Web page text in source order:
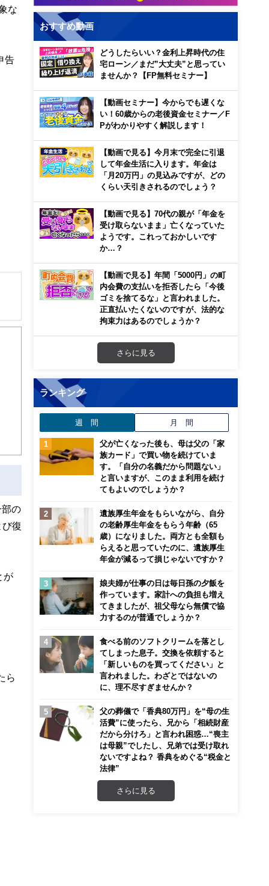
な
告
部の
び復
が
ら
おすすめ動画
どうしたらいい？金利上昇時代の住
宅ローン／まだ”大丈夫”と思ってい
ませんか？【FP無料セミナー】
【動画セミナー】今からでも遅くな
い！60歳からの老後資金セミナー／F
Pがわかりやすく解説します！
【動画で見る】今月末で完全に引退
して年金生活に入ります。年金は
「月20万円」の見込みですが、どの
くらい天引きされるのでしょう？
【動画で見る】70代の親が「年金を
受け取らないまま」亡くなっていた
ようです。これっておかしいです
か…？
【動画で見る】年間「5000円」の町
内会費の支払いを拒否したら「今後
ゴミを捨てるな」と言われました。
正直払いたくないのですが、法的な
拘束力はあるのでしょうか？
さらに見る
ランキング
週 間 月 間
父が亡くなった後も、母は父の「家
族カード」で買い物を続けていま
す。「自分の名義だから問題ない」
と言いますが、このまま利用を続け
てもよいのでしょうか？
遺族厚生年金をもらいながら、自分
の老齢厚生年金をもらう年齢（65
歳）になりました。両方とも全額も
らえると思っていたのに、遺族厚生
年金が減るって損じゃないですか？
娘夫婦が仕事の日は毎日孫の夕飯を
作っています。家計への負担も増え
てきましたが、祖父母なら無償で協
力するのが普通でしょうか？
食べる前のソフトクリームを落とし
てしまった息子。交換を依頼すると
「新しいものを買ってください」と
言われました。わざとではないの
に、理不尽すぎませんか？
父の葬儀で「香典80万円」を“母の生
活費”に使ったら、兄から「相続財産
だから分けろ」と言われ困惑…“喪主
は母親”でしたし、兄弟では受け取れ
ないですよね？ 香典をめぐる“税金と
法律”
さらに見る